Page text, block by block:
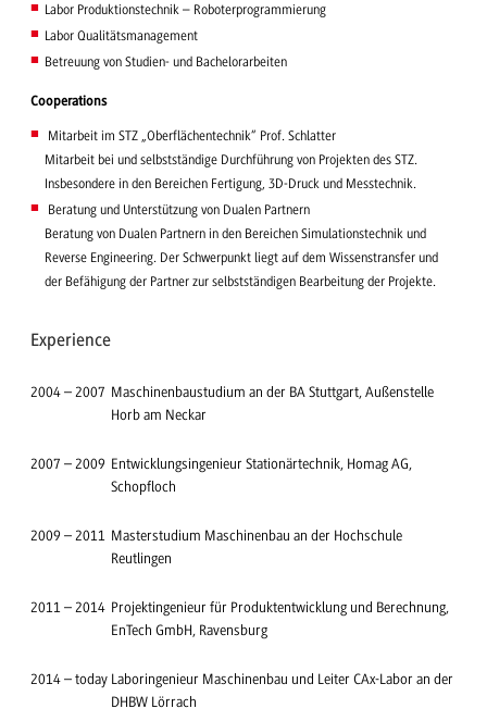
Labor Produktionstechnik – Roboterprogrammierung
Labor Qualitätsmanagement
Betreuung von Studien- und Bachelorarbeiten
Cooperations
Mitarbeit im STZ „Oberflächentechnik“ Prof. Schlatter
Mitarbeit bei und selbstständige Durchführung von Projekten des STZ.
Insbesondere in den Bereichen Fertigung, 3D-Druck und Messtechnik.
Beratung und Unterstützung von Dualen Partnern
Beratung von Dualen Partnern in den Bereichen Simulationstechnik und
Reverse Engineering. Der Schwerpunkt liegt auf dem Wissenstransfer und
der Befähigung der Partner zur selbstständigen Bearbeitung der Projekte.
Experience
2004 – 2007 Maschinenbaustudium an der BA Stuttgart, Außenstelle
Horb am Neckar
2007 – 2009 Entwicklungsingenieur Stationärtechnik, Homag AG,
Schopfloch
2009 – 2011 Masterstudium Maschinenbau an der Hochschule
Reutlingen
2011 – 2014 Projektingenieur für Produktentwicklung und Berechnung,
EnTech GmbH, Ravensburg
2014 – today Laboringenieur Maschinenbau und Leiter CAx-Labor an der
DHBW Lörrach